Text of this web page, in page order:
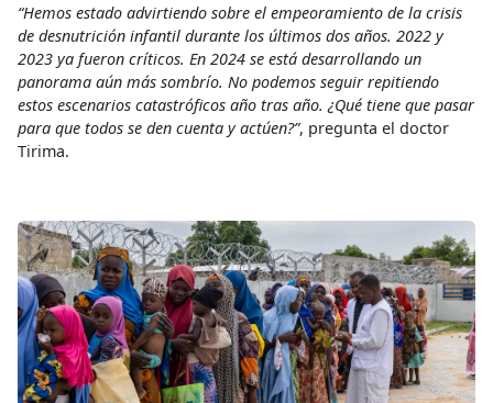
“Hemos estado advirtiendo sobre el empeoramiento de la crisis
de desnutrición infantil durante los últimos dos años. 2022 y
2023 ya fueron críticos. En 2024 se está desarrollando un
panorama aún más sombrío. No podemos seguir repitiendo
estos escenarios catastróficos año tras año. ¿Qué tiene que pasar
para que todos se den cuenta y actúen?”, pregunta el doctor
Tirima.